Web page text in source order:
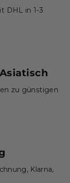
DHL in 1-3
zu günstigen
Klarna,